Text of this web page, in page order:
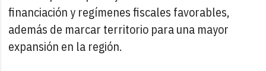
financiación y regímenes fiscales favorables,
además de marcar territorio para una mayor
expansión en la región.